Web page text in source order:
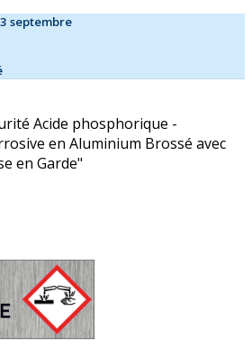
septembre
Acide phosphorique -
en Aluminium Brossé avec
en Garde"